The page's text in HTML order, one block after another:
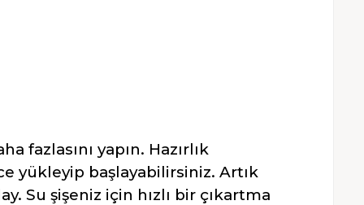
fazlasını yapın. Hazırlık
yükleyip başlayabilirsiniz. Artık
Su şişeniz için hızlı bir çıkartma